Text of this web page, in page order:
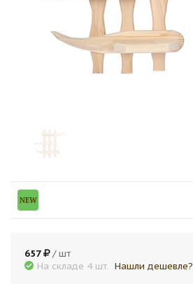
NEW
657
/ шт
На складе 4 шт. Нашли дешевле?